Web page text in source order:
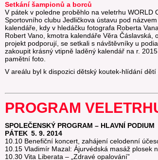
Setkání šampionů a borců
V pátek v poledne proběhlo na veletrhu WORLD
Sportovního clubu Jedličkova ústavu pod
kalendáře, kdy v hledáčku fotografa Roberta
Robert Vano, kmotra kalendáře Věra
projekt podporují, se setkali s návštěvníky u
zakoupit krásný vtipně laděný kalendář na r.
pamětní foto.
V areálu byl k dispozici dětský koutek-hlídání
PROGRAM
SPOLEČENSKÝ PROGRAM – HLAVNÍ PODIUM
PÁTEK 5. 9. 2014
10.10 Benefiční koncert, zahájení celodenní
10.15 Vladimír Mazal: Ájurvédská masáž plosek
10.30 Vita Liberata – „Zdravé opalování”